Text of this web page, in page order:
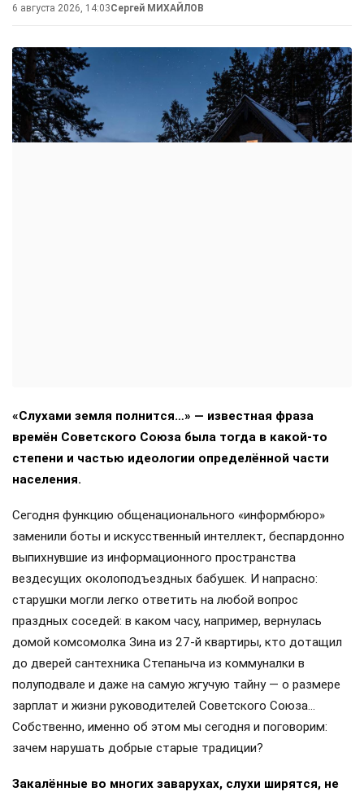
6 августа 2026, 14:03Сергей МИХАЙЛОВ
«Слухами земля полнится…» — известная фраза
времён Советского Союза была тогда в какой-то
степени и частью идеологии определённой части
населения.
Сегодня функцию общенационального «информбюро»
заменили боты и искусственный интеллект, беспардонно
выпихнувшие из информационного пространства
вездесущих околоподъездных бабушек. И напрасно:
старушки могли легко ответить на любой вопрос
праздных соседей: в каком часу, например, вернулась
домой комсомолка Зина из 27-й квартиры, кто дотащил
до дверей сантехника Степаныча из коммуналки в
полуподвале и даже на самую жгучую тайну — о размере
зарплат и жизни руководителей Советского Союза…
Собственно, именно об этом мы сегодня и поговорим:
зачем нарушать добрые старые традиции?
Закалённые во многих заварухах, слухи ширятся, не